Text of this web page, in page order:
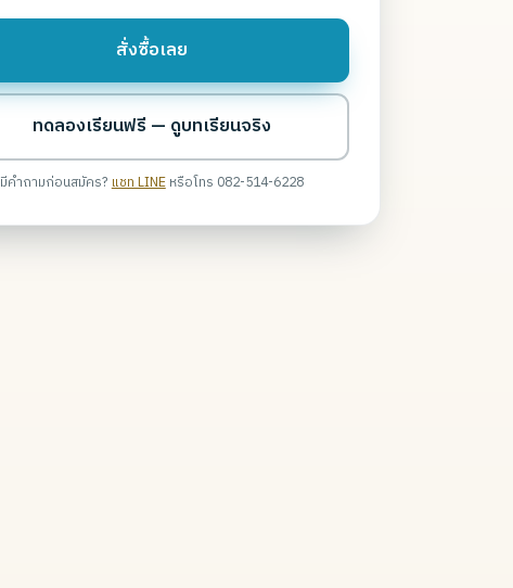
สั่งซื้อเลย
ทดลองเรียนฟรี — ดูบทเรียนจริง
มีคำถามก่อนสมัคร?แชท LINEหรือโทร 082-514-6228